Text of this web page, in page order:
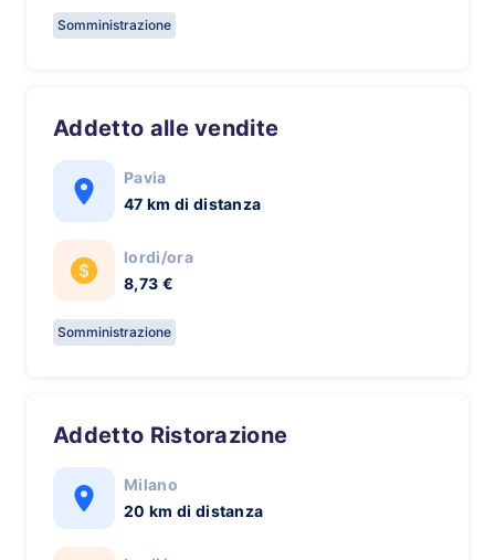
Somministrazione
Addetto alle vendite
Pavia
47 km di distanza
lordi/ora
8,73 €
Somministrazione
Addetto Ristorazione
Milano
20 km di distanza